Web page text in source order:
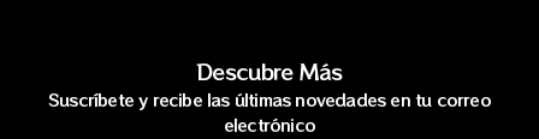
Descubre Más
Suscríbete y recibe las últimas novedades en tu correo
electrónico